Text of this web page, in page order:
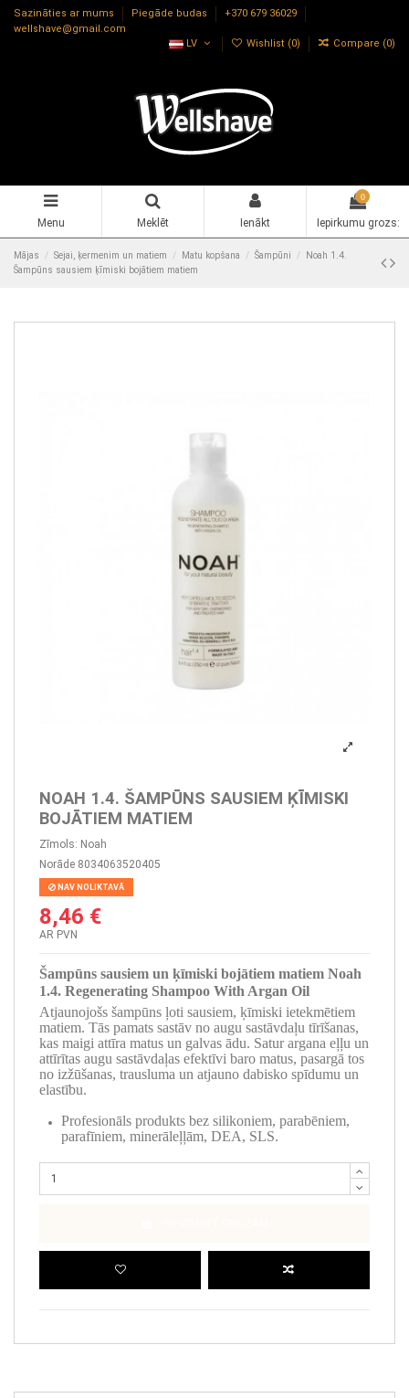
Sazināties ar mums Piegāde budas
+370 679 36029
wellshave@gmail.com
LV
Wishlist (0) Compare (0)
Menu Meklēt Ienākt
0
Iepirkumu grozs:
Mājas Sejai, ķermenim un matiem Matu kopšana Šampūni
Noah 1.4.
Šampūns sausiem ķīmiski bojātiem matiem
NOAH 1.4. ŠAMPŪNS SAUSIEM ĶĪMISKI
BOJĀTIEM MATIEM
Zīmols: Noah
Norāde 8034063520405
NAV NOLIKTAVĀ
8,46 €
AR PVN
Šampūns sausiem un ķīmiski bojātiem matiem Noah
1.4. Regenerating Shampoo With Argan Oil
Atjaunojošs šampūns ļoti sausiem, ķīmiski ietekmētiem
matiem. Tās pamats sastāv no augu sastāvdaļu tīrīšanas,
kas maigi attīra matus un galvas ādu. Satur argana eļļu un
attīrītas augu sastāvdaļas efektīvi baro matus, pasargā tos
no izžūšanas, trausluma un atjauno dabisko spīdumu un
elastību.
Profesionāls produkts bez silikoniem, parabēniem,
parafīniem, minerāleļļām, DEA, SLS.